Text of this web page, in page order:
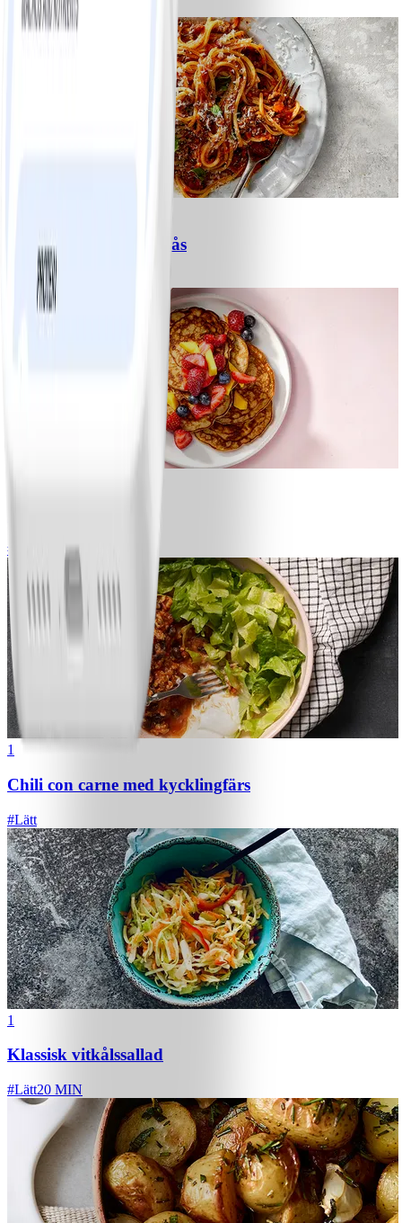
Lätt15 MIN
Spagetti med köttfärssås
10 MIN
# 5 MIN
1
Chili con carne med kycklingfärs
#Lätt
1
Klassisk vitkålssallad
#Lätt20 MIN